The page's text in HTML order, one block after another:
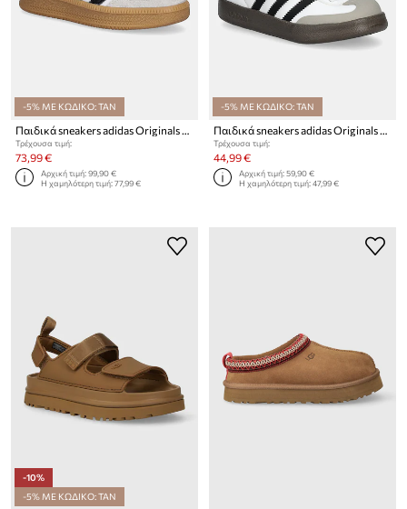
-5% ΜΕ ΚΩΔΙΚΟ: TAN
Τρέχουσα τιμή:
73,99 €
Αρχική τιμή:99,90 €
Η χαμηλότερη τιμή:77,99 €
-5% ΜΕ ΚΩΔΙΚΟ: TAN
Τρέχουσα τιμή:
44,99 €
Αρχική τιμή:59,90 €
Η χαμηλότερη τιμή:47,99 €
-10%
-5% ΜΕ ΚΩΔΙΚΟ: TAN